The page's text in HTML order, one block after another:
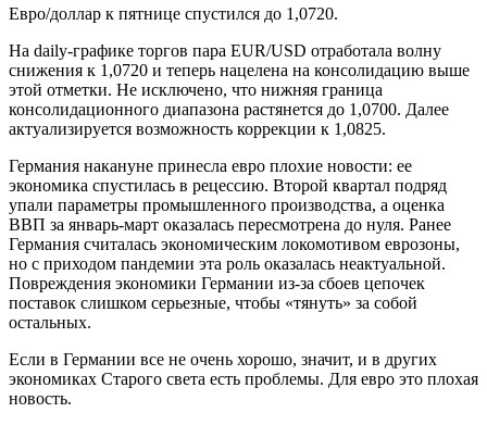
Евро/доллар к пятнице спустился до 1,0720.
На daily-графике торгов пара EUR/USD отработала волну
снижения к 1,0720 и теперь нацелена на консолидацию выше
этой отметки. Не исключено, что нижняя граница
консолидационного диапазона растянется до 1,0700. Далее
актуализируется возможность коррекции к 1,0825.
Германия накануне принесла евро плохие новости: ее
экономика спустилась в рецессию. Второй квартал подряд
упали параметры промышленного производства, а оценка
ВВП за январь-март оказалась пересмотрена до нуля. Ранее
Германия считалась экономическим локомотивом еврозоны,
но с приходом пандемии эта роль оказалась неактуальной.
Повреждения экономики Германии из-за сбоев цепочек
поставок слишком серьезные, чтобы «тянуть» за собой
остальных.
Если в Германии все не очень хорошо, значит, и в других
экономиках Старого света есть проблемы. Для евро это плохая
новость.